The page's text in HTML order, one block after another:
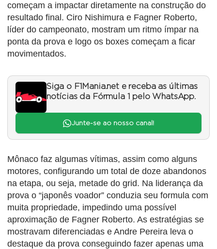
começam a impactar diretamente na construção do
resultado final. Ciro Nishimura e Fagner Roberto,
líder do campeonato, mostram um ritmo ímpar na
ponta da prova e logo os boxes começam a ficar
movimentados.
Siga o F1Mania.net e receba as últimas
notícias da Fórmula 1 pelo WhatsApp.
Junte-se ao nosso canal!
Mônaco faz algumas vítimas, assim como alguns
motores, configurando um total de doze abandonos
na etapa, ou seja, metade do grid. Na liderança da
prova o “japonês voador” conduzia seu formula com
muita propriedade, impedindo uma possível
aproximação de Fagner Roberto. As estratégias se
mostravam diferenciadas e Andre Pereira leva o
destaque da prova conseguindo fazer apenas uma